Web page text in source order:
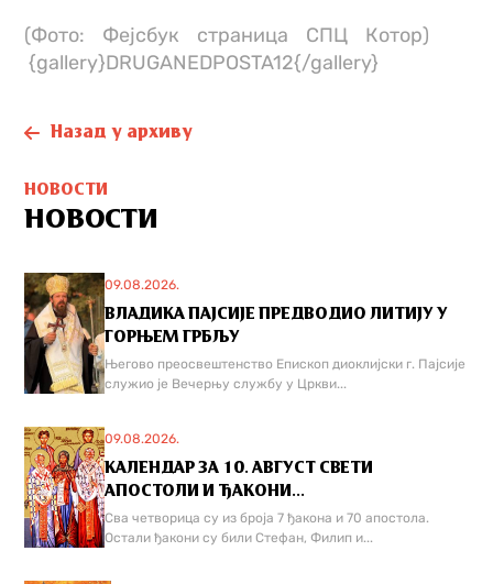
(Фото: Фејсбук страница СПЦ Котор)
{gallery}DRUGANEDPOSTA12{/gallery}
Назад у архиву
НОВОСТИ
НОВОСТИ
09.08.2026.
ВЛАДИКА ПАЈСИЈЕ ПРЕДВОДИО ЛИТИЈУ У
ГОРЊЕМ ГРБЉУ
Његово преосвештенство Епископ диоклијски г. Пајсије
служио је Вечерњу службу у Цркви...
09.08.2026.
КАЛЕНДАР ЗА 10. АВГУСТ СВЕТИ
АПОСТОЛИ И ЂАКОНИ...
Сва четворица су из броја 7 ђакона и 70 апостола.
Остали ђакони су били Стефан, Филип и...